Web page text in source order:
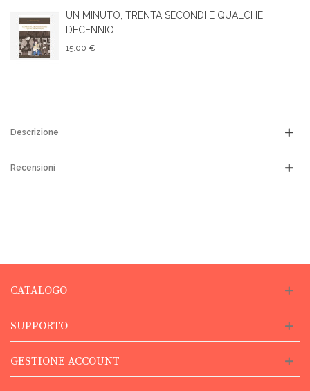
UN MINUTO, TRENTA SECONDI E QUALCHE
DECENNIO
15,00 €
Descrizione
Recensioni
CATALOGO
SUPPORTO
GESTIONE ACCOUNT